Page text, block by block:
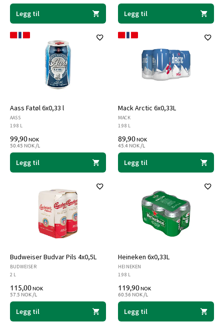
Legg til Legg til
Aass Fatøl 6x0,33 l
AASS
1.98 L
99,90NOK
50.45 NOK /L
Legg til
Mack Arctic 6x0,33L
MACK
1.98 L
89,90NOK
45.4 NOK /L
Legg til
Budweiser Budvar Pils 4x0,5L
BUDWEISER
2 L
115,00NOK
57.5 NOK /L
Legg til
Heineken 6x0,33L
HEINEKEN
1.98 L
119,90NOK
60.56 NOK /L
Legg til